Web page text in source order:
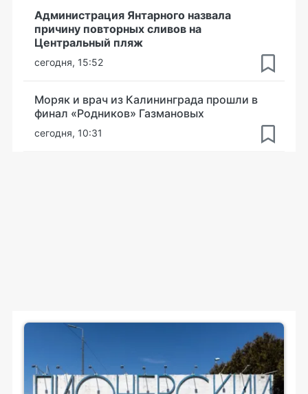
Администрация Янтарного назвала
причину повторных сливов на
Центральный пляж
сегодня, 15:52
Моряк и врач из Калининграда прошли в
финал «Родников» Газмановых
сегодня, 10:31